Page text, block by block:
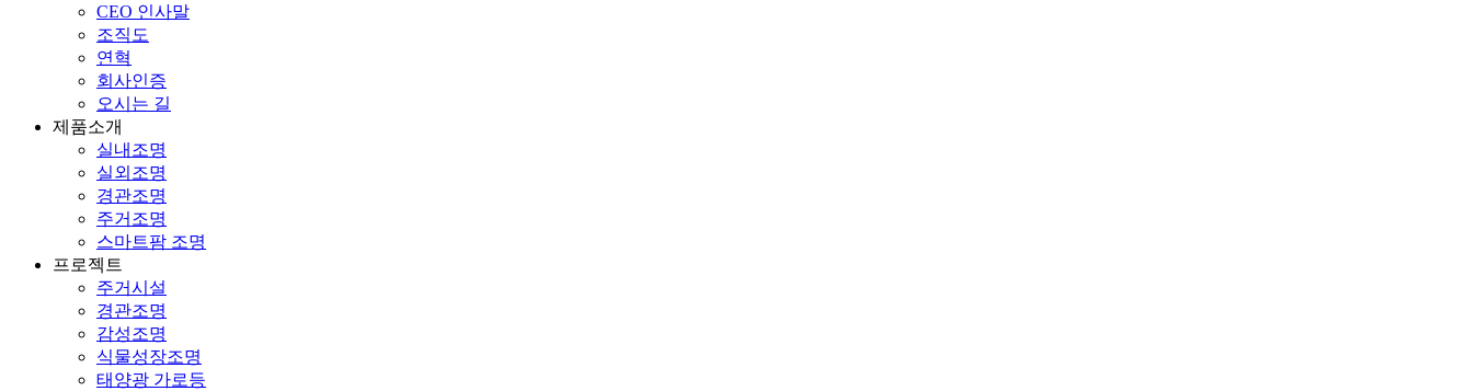
CEO 인사말
조직도
연혁
회사인증
오시는 길
제품소개
실내조명
실외조명
경관조명
주거조명
스마트팜 조명
프로젝트
주거시설
경관조명
감성조명
식물성장조명
태양광 가로등